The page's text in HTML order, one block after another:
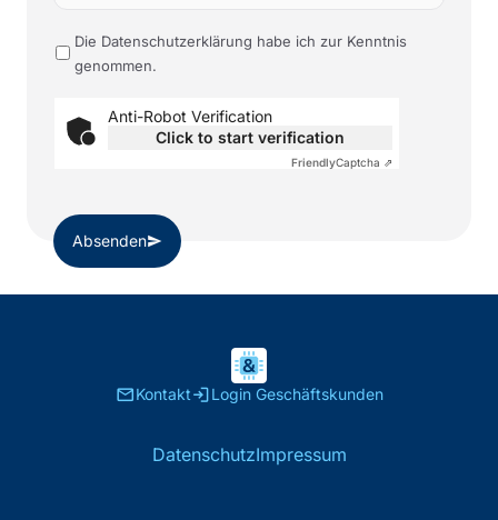
Die Datenschutzerklärung habe ich zur Kenntnis
genommen.
Anti-Robot Verification
Click to start verification
FriendlyCaptcha ⇗
Absendensend
emailKontaktloginLogin Geschäftskunden
DatenschutzImpressum